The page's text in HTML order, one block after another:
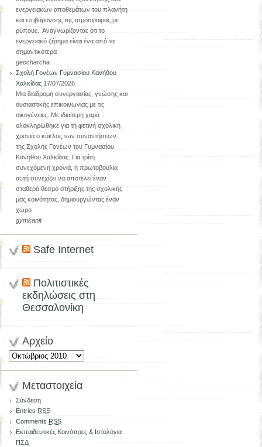
ενεργειακών αποθεμάτων του πλανήτη
και επιβάρυνσης της ατμόσφαιρας με
ρύπους.. Αναγνωρίζοντας ότι το
ενεργειακό ζήτημα είναι ένα από τα
σημαντικότερα
geocharcha
Σχολή Γονέων Γυμνασίου Κανήθου
Χαλκίδας 17/07/2026
Μια διαδρομή συνεργασίας, γνώσης και
ουσιαστικής επικοινωνίας με τις
οικογένειες. Με ιδιαίτερη χαρά
ολοκληρώθηκε για τη φετινή σχολική
χρονιά ο κύκλος των συναντήσεων
της Σχολής Γονέων του Γυμνασίου
Κανήθου Χαλκίδας. Για τρίτη
συνεχόμενη χρονιά, η πρωτοβουλία
αυτή συνεχίζει να αποτελεί έναν
σταθερό θεσμό στήριξης της σχολικής
μας κοινότητας, δημιουργώντας έναν
χώρο
gymkanit
Safe Internet
Πολιτιστικές
εκδηλώσεις στη
Θεσσαλονίκη
Αρχείο
Αρχείο
Μεταστοιχεία
Σύνδεση
Entries RSS
Comments RSS
Εκπαιδευτικές Κοινότητες & Ιστολόγια
ΠΣΔ